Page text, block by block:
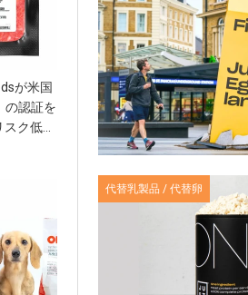
代替乳製品 / 代替卵
が米国
の認証を
ク低...